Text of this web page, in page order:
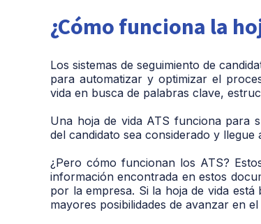
¿Cómo funciona la
Los sistemas de seguimiento de
para automatizar y optimizar el
vida en busca de palabras clave,
Una hoja de vida ATS funciona para
del candidato sea considerado y llegue
¿Pero cómo funcionan los ATS?
información encontrada en estos
por la empresa. Si la hoja de vida
mayores posibilidades de avanzar en